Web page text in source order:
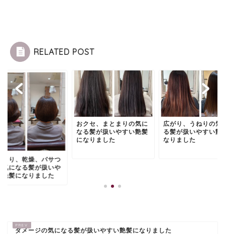
RELATED POST
まり、乾燥、パサつ
気になる髪が扱いや
艶髪になりました
おクセ、まとまりの気に
なる髪が扱いやすい艶髪
になりました
広がり、うねりの気
る髪が扱いやすい艶
なりました
ダメージの気になる髪が扱いやすい艶髪になりました